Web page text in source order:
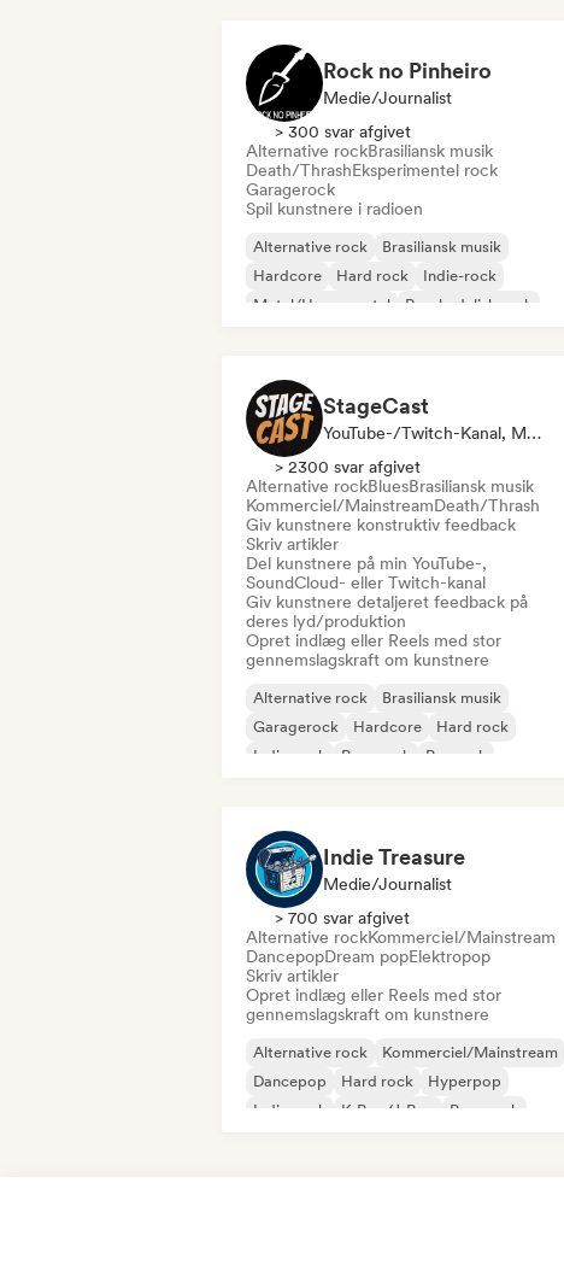
Rock no Pinheiro
Medie/journalist
> 300 svar afgivet
Alternative rockBrasiliansk musik
Death/ThrashEksperimentel rock
Garagerock
Spil kunstnere i radioen
Alternative rock
Brasiliansk musik
Hardcore
Hard rock
Indie-rock
Metal/Heavy metal
Psychedelisk rock
StageCast
YouTube-/Twitch-Kanal, Medie/journalist, Mentor, Influencer På Sociale Medier, Lydekspert
> 2300 svar afgivet
Alternative rockBluesBrasiliansk musik
Kommerciel/MainstreamDeath/Thrash
Giv kunstnere konstruktiv feedback
Skriv artikler
Del kunstnere på min YouTube-,
SoundCloud- eller Twitch-kanal
Giv kunstnere detaljeret feedback på
deres lyd/produktion
Opret indlæg eller Reels med stor
gennemslagskraft om kunstnere
Alternative rock
Brasiliansk musik
Garagerock
Hardcore
Hard rock
Indie-rock
Pop-punk Poprock
Indie Treasure
Medie/journalist
> 700 svar afgivet
Alternative rockKommerciel/Mainstream
DancepopDream popElektropop
Skriv artikler
Opret indlæg eller Reels med stor
gennemslagskraft om kunstnere
Alternative rock
Kommerciel/Mainstream
Dancepop
Hard rock
Hyperpop
Indie-rock
K-Pop/J-Pop Pop-punk